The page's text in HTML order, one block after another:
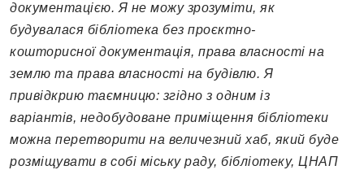
документацією. Я не можу зрозуміти, як
будувалася бібліотека без проєктно-
кошторисної документація, права власності на
землю та права власності на будівлю. Я
привідкрию таємницю: згідно з одним із
варіантів, недобудоване приміщення бібліотеки
можна перетворити на величезний хаб, який буде
розміщувати в собі міську раду, бібліотеку, ЦНАП